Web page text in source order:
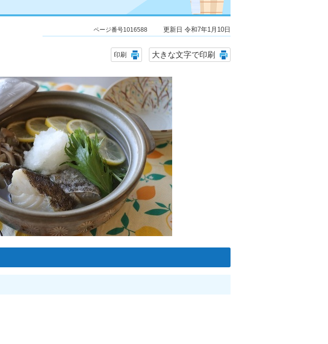
ページ番号1016588 更新日 令和7年1月10日
印刷 大きな文字で印刷